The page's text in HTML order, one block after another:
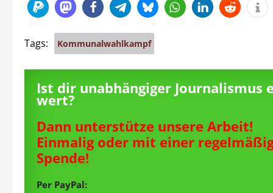
Tags: Kommunalwahlkampf
Ist dir unabhängiger Journalismus
wert?
Dann unterstütze unsere Arbeit!
Einmalig oder mit einer
Spende!
Per PayPal: